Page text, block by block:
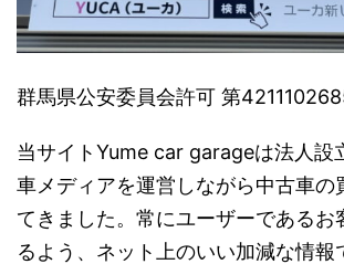
群馬県公安委員会許可 第
当サイトYume car garageは法人設
車メディアを運営しながら中古車の
てきました。常にユーザーであるお
るよう、ネット上のいい加減な情報